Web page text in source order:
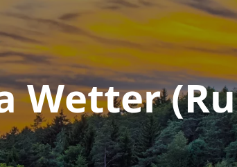
Wetter